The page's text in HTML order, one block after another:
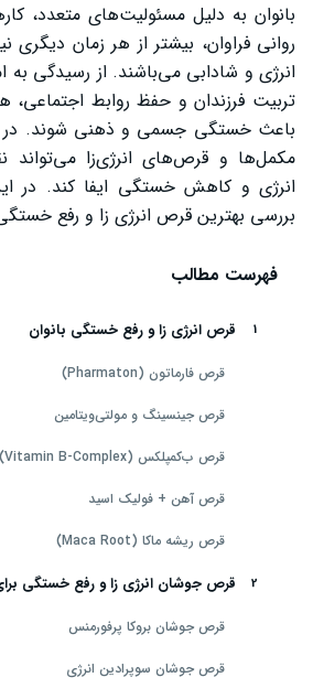
بانوان به دلیل مسئولیت‌های متعدد،
روانی فراوان، بیشتر از هر زمان دیگری
انرژی و شادابی می‌باشند. از رسیدگی به
تربیت فرزندان و حفظ روابط اجتماعی،
باعث خستگی جسمی و ذهنی شوند. در
مکمل‌ها و قرص‌های انرژی‌زا
انرژی و کاهش خستگی ایفا کند. در
بررسی بهترین قرص انرژی زا و رفع
فهرست مطالب
قرص انرژی زا و رفع خستگی بانوان
قرص فارماتون (Pharmaton)
قرص جینسینگ و مولتی‌ویتامین
قرص ب‌کمپلکس (Vitamin B-Complex)
قرص آهن + فولیک اسید
قرص ریشه ماکا (Maca Root)
قرص جوشان انرژی زا و رفع خستگی
قرص جوشان بروکا پرفورمنس
قرص جوشان سوپرادین انرژی